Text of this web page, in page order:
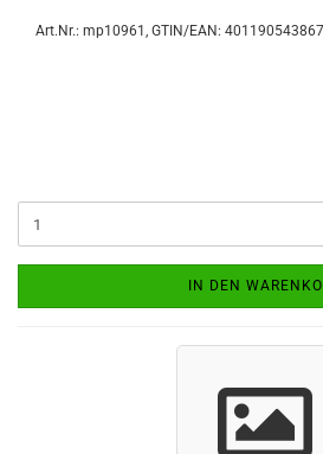
Art.Nr.: mp10961 GTIN/EAN:
IN DEN